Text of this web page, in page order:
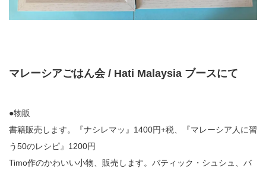
マレーシアごはん会 / Hati Malaysia ブースにて
●物販
書籍販売します。『ナシレマッ』1400円+税、『マレーシア人に習
う50のレシピ』1200円
Timo作のかわいい小物、販売します。バティック・シュシュ、バ